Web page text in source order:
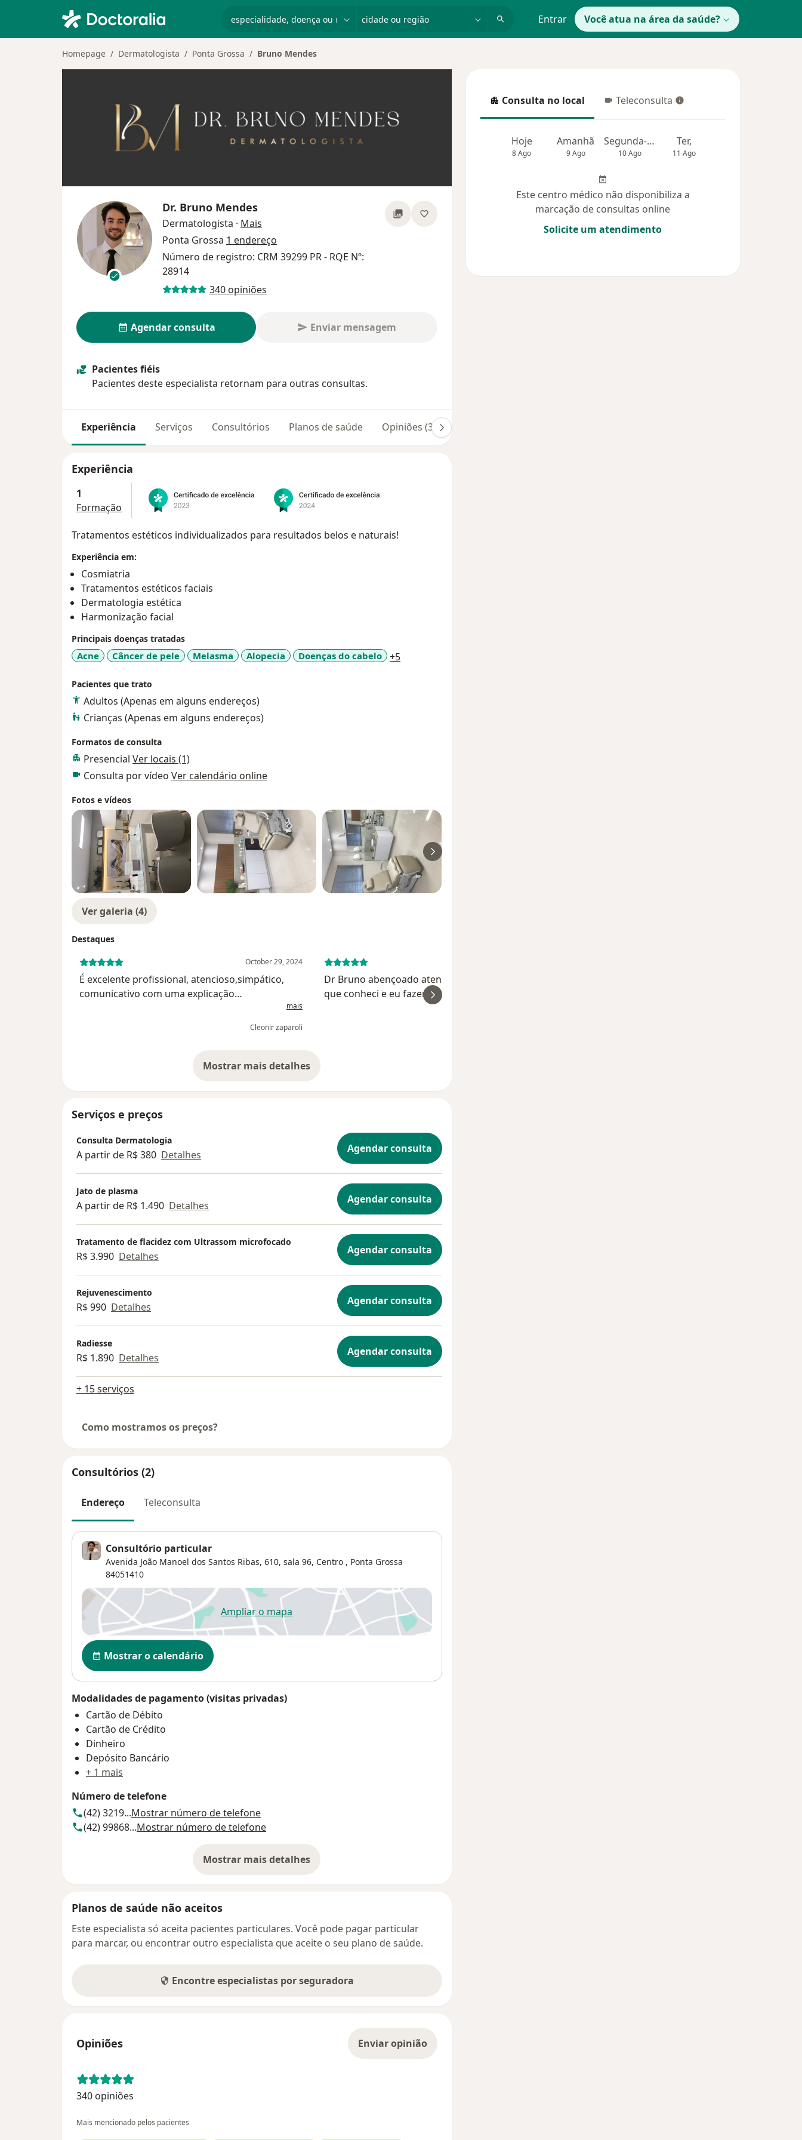
Entrar Você atua na área da saúde?
Homepage Dermatologista Ponta Grossa Bruno Mendes
Dr. Bruno Mendes
Dermatologista · Mais
Ponta Grossa 1 endereço
Número de registro: CRM 39299 PR - RQE Nº:
28914
340 opiniões
Agendar consulta Enviar mensagem
Pacientes fiéis
Pacientes deste especialista retornam para outras consultas.
Experiência Serviços Consultórios Planos de saúde Opiniões (340)
Experiência
1
Formação
Tratamentos estéticos individualizados para resultados belos e naturais!
Experiência em:
Cosmiatria
Tratamentos estéticos faciais
Dermatologia estética
Harmonização facial
Principais doenças tratadas
Acne Câncer de pele Melasma Alopecia Doenças do cabelo +5a11y_sr_more_diseases
Pacientes que trato
Adultos (Apenas em alguns endereços)
Crianças (Apenas em alguns endereços)
Formatos de consulta
Presencial Ver locais (1)
Consulta por vídeo Ver calendário online
Fotos e vídeos
Ver galeria (4)
Destaques
October 29, 2024
É excelente profissional, atencioso,simpático,
comunicativo com uma explicação
esclarecedora! Um médico muito humano, nãomais
Cleonir zaparoli
Dr Bruno abençoado atencioso e muito especial
que conheci e eu fazendo direitinho seu
tratamento logo estarei curada da Dermatite
Mostrar mais detalhes
sobre a experiência
Serviços e preços
Consulta Dermatologia
A partir de R$ 380 Detalhes Agendar consulta
Jato de plasma
A partir de R$ 1.490 Detalhes Agendar consulta
Tratamento de flacidez com Ultrassom microfocado
R$ 3.990 Detalhes Agendar consulta
Rejuvenescimento
R$ 990 Detalhes Agendar consulta
Radiesse
R$ 1.890 Detalhes Agendar consulta
+ 15 serviços
Como mostramos os preços?
Consultórios (2)
Endereço Teleconsulta
Consultório particular
Avenida João Manoel dos Santos Ribas, 610, sala 96, Centro , Ponta Grossa
84051410
Ampliar o mapaabre num novo separador
Disponibilidade
Mostrar o calendário
Modalidades de pagamento (visitas privadas)
Cartão de Débito
Cartão de Crédito
Dinheiro
Depósito Bancário
+ 1 mais
Número de telefone
(42) 3219...Mostrar número de telefone
(42) 99868...Mostrar número de telefone
Mostrar mais detalhes
sobre o endereço
Planos de saúde não aceitos
Este especialista só aceita pacientes particulares. Você pode pagar particular
para marcar, ou encontrar outro especialista que aceite o seu plano de saúde.
Encontre especialistas por seguradora
Opiniões Enviar opinião
340 opiniões
Mais mencionado pelos pacientes
Consulta no local
Consulta no local Teleconsulta
Teleconsulta
Hoje
8 Ago
Amanhã
9 Ago
Segunda-feira
10 Ago
Ter,
11 Ago
Este centro médico não disponibiliza a
marcação de consultas online
Solicite um atendimento